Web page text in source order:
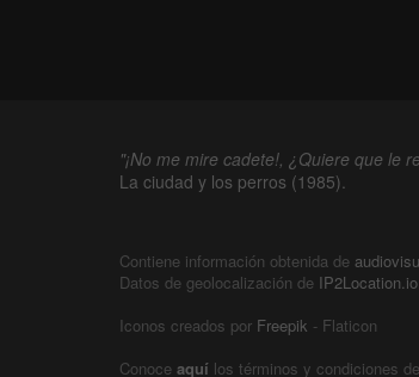
"¡No me mire cadete!, ¿Quiere que le
La ciudad y los perros (1985).
Contiene información obtenida de
Datos de geolocalización de IP2Location.io
Iconos creados por Freepik - Flaticon
Conoce aquí los términos y condiciones